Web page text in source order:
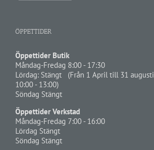
ÖPPETTIDER
Öppettider Butik
Måndag-Fredag 8:00 - 17:30
Lördag: Stängt (Från 1 April till 31
10:00 - 13:00)
Söndag Stängt
Öppettider Verkstad
Måndag-Fredag 7:00 - 16:00
Lördag Stängt
Söndag Stängt